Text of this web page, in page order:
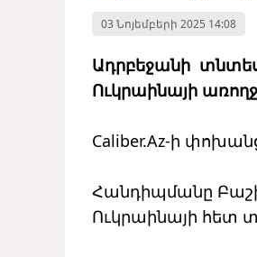
03 Նոյեմբերի 2025 14:08
Ադրբեջանի
Ուկրաինայի
Caliber.Az-ի
Հանդիպմանը
Ուկրաինայի հետ